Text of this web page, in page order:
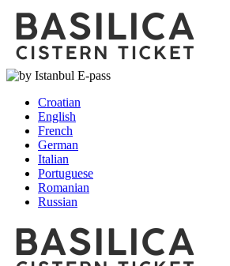
Croatian
English
French
German
Italian
Portuguese
Romanian
Russian